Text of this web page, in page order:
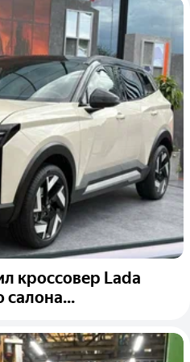
кроссовер Lada
салона...